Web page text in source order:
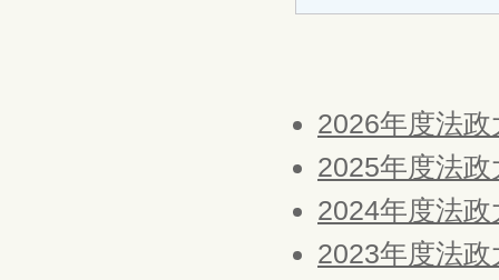
2026年度法
2025年度法
2024年度法
2023年度法